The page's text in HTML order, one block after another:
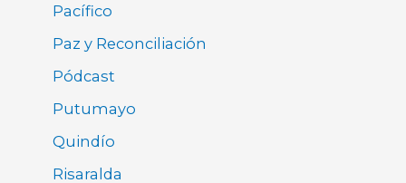
Pacífico
Paz y Reconciliación
Pódcast
Putumayo
Quindío
Risaralda